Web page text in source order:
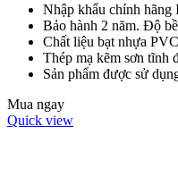
Nhập khẩu chính hãng
Bảo hành 2 năm. Độ
Chất liệu bạt nhựa
Thép mạ kẽm sơn tĩnh
Sản phẩm được sử
Mua ngay
Quick view